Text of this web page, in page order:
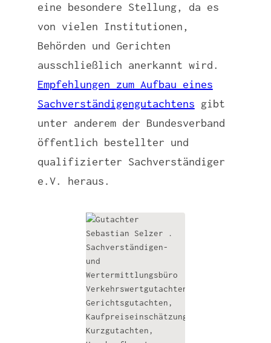
eine besondere Stellung, da es
von vielen Institutionen,
Behörden und Gerichten
ausschließlich anerkannt wird.
Empfehlungen zum Aufbau eines
Sachverständigengutachtens gibt
unter anderem der Bundesverband
öffentlich bestellter und
qualifizierter Sachverständiger
e.V. heraus.